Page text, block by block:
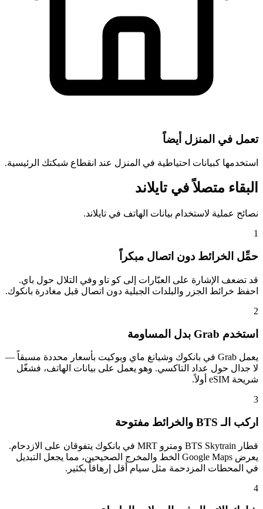
تعمل في المنزل أيضاً
استخدمها كبيانات احتياطية في المنزل عند انقطاع شبكتك الرئيسية.
البقاء متصلاً في تايلاند
نصائح عملية لاستخدام بيانات الهاتف في تايلاند.
1
حمِّل الخرائط دون اتصال مبكراً
قد تضعف الإشارة على العبّارات إلى كو تاو وفي التلال حول باي.
احفظ خرائط الجزر والبلدات الجبلية دون اتصال قبل مغادرة بانكوك.
2
استخدم Grab بدل المساومة
يعمل Grab في بانكوك وشيانغ ماي وبوكيت بأسعار محددة مسبقاً —
لا جدال حول عداد التاكسي. وهو يعمل على بيانات الهاتف، فشغّل
شريحة eSIM أولاً.
3
اركب الـ BTS والخرائط مفتوحة
قطار BTS Skytrain ومترو MRT في بانكوك يتفوقان على الازدحام.
يعرض Google Maps الخط والمخرج الصحيحين، مما يجعل التبديل
في المحطات المزدحمة مثل سيام أقل إرهاقاً بكثير.
4